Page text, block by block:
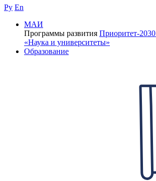
Ру En
МАИ
Программы развития Приоритет-2030
«Наука и университеты»
Образование